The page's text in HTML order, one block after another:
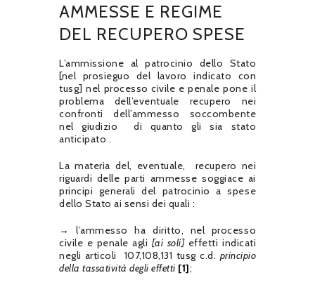
AMMESSE E REGIME
DEL RECUPERO SPESE
L’ammissione al patrocinio dello Stato
[nel prosieguo del lavoro indicato con
tusg] nel processo civile e penale pone il
problema dell’eventuale recupero nei
confronti dell’ammesso soccombente
nel giudizio di quanto gli sia stato
anticipato .
La materia del, eventuale, recupero nei
riguardi delle parti ammesse soggiace ai
principi generali del patrocinio a spese
dello Stato ai sensi dei quali :
→ l’ammesso ha diritto, nel processo
civile e penale agli [ai soli]effetti indicati
negli articoli 107,108,131 tusg c.d. principio
della tassatività degli effetti [1];